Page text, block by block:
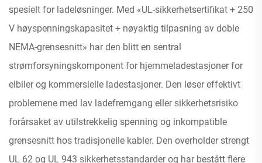
spesielt for ladeløsninger. Med «UL-sikkerhetsertifikat + 250
V høyspenningskapasitet + nøyaktig tilpasning av doble
NEMA-grensesnitt» har den blitt en sentral
strømforsyningskomponent for hjemmeladestasjoner for
elbiler og kommersielle ladestasjoner. Den løser effektivt
problemene med lav ladefremgang eller sikkerhetsrisiko
forårsaket av utilstrekkelig spenning og inkompatible
grensesnitt hos tradisjonelle kabler. Den overholder strengt
UL 62 og UL 943 sikkerhetsstandarder og har bestått flere